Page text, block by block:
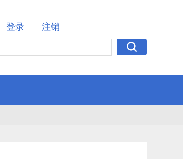
登录 | 注销